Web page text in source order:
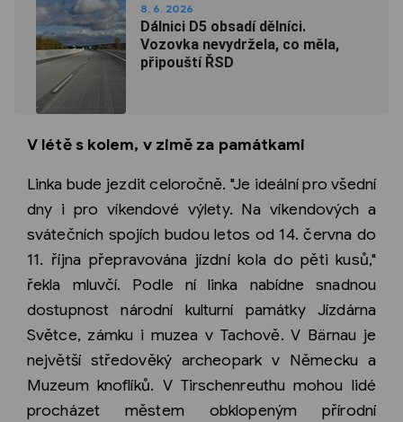
8. 6. 2026
Dálnici D5 obsadí dělníci.
Vozovka nevydržela, co měla,
připouští ŘSD
V létě s kolem, v zimě za památkami
Linka bude jezdit celoročně. "Je ideální pro všední
dny i pro víkendové výlety. Na víkendových a
svátečních spojích budou letos od 14. června do
11. října přepravována jízdní kola do pěti kusů,"
řekla mluvčí. Podle ní linka nabídne snadnou
dostupnost národní kulturní památky Jízdárna
Světce, zámku i muzea v Tachově. V Bärnau je
největší středověký archeopark v Německu a
Muzeum knoflíků. V Tirschenreuthu mohou lidé
procházet městem obklopeným přírodní